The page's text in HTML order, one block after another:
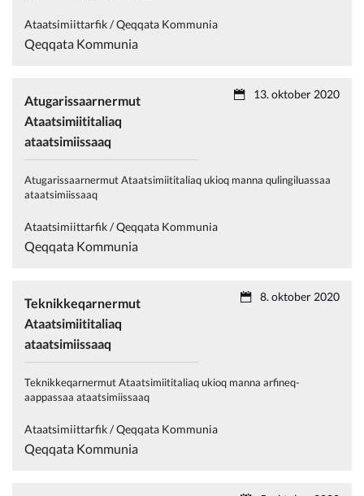
Ataatsimiittarfik / Qeqqata Kommunia
Qeqqata Kommunia
Atugarissaarnermut
Ataatsimiititaliaq
ataatsimiissaaq
Atugarissaarnermut Ataatsimiititaliaq ukioq manna qulingiluassaa
ataatsimiissaaq
13. oktober 2020
Ataatsimiittarfik / Qeqqata Kommunia
Qeqqata Kommunia
Teknikkeqarnermut
Ataatsimiititaliaq
ataatsimiissaaq
Teknikkeqarnermut Ataatsimiititaliaq ukioq manna arfineq-
aappassaa ataatsimiissaaq
8. oktober 2020
Ataatsimiittarfik / Qeqqata Kommunia
Qeqqata Kommunia